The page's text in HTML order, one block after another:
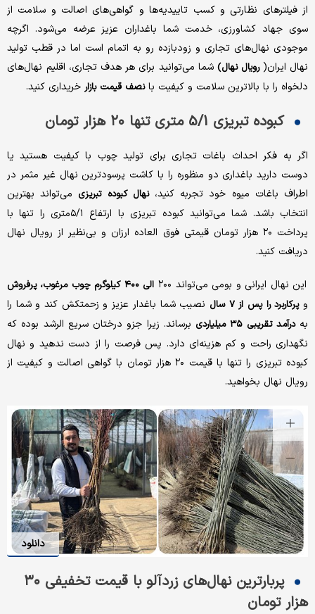
از فیلترهای نظارتی و کسب تاییدیه‌ها و گواهی‌های اصالت و سلامت از
سوی جهاد کشاورزی، خدمت شما باغداران عزیز عرضه می‌شود. اگرچه
موجودی نهال‌های تجاری و زودبازده رو به اتمام است اما در قطب تولید
نهال ایران(رویال نهال) شما می‌توانید برای هر هدف تجاری، اقلیم نهال‌های
دلخواه را با بالاترین سلامت و کیفیت بانصف قیمت بازار خریداری کنید.
کبوده تبریزی 5/1 متری تنها ۲۰ هزار تومان
اگر به فکر احداث باغات تجاری برای تولید چوب با کیفیت هستید یا
دوست دارید باغداری دو منظوره را با کاشت پرسودترین نهال غیر مثمر در
اطراف باغات میوه خود تجربه کنید،نهال کبوده تبریزی می‌تواند بهترین
انتخاب باشد. شما می‌توانید کبوده تبریزی با ارتفاع ۵/۱متری را تنها با
پرداخت ۲۰ هزار تومان قیمتی فوق العاده ارزان و بی‌نظیر از رویال نهال
دریافت کنید.
این نهال ایرانی و بومی می‌تواند ۲۰۰ الی ۴۰۰ کیلوگرم چوب مرغوب، پرفروش
وپرکاربرد را پس از ۷ سال
نصیب شما باغدار عزیز و زحمتکش کند و شما را
بهدرآمد تقریبی ۳۵ میلیاردی
برساند. زیرا جزو درختان سریع الرشد بوده که
نگهداری راحت و کم هزینه‌ای دارد. پس فرصت را از دست ندهید و نهال
کبوده تبریزی را تنها با قیمت ۲۰ هزار تومان با گواهی اصالت و کیفیت از
رویال نهال بخواهید.
دانلود
پربارترین نهال‌های زردآلو با قیمت تخفیفی ۳۰
هزار تومان